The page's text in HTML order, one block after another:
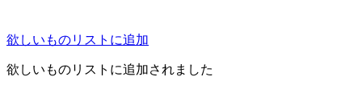
欲しいものリストに追加
欲しいものリストに追加されました